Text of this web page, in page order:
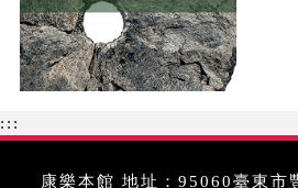
:::
康樂本館 地址：95060臺東市